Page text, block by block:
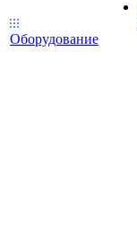
Оборудование